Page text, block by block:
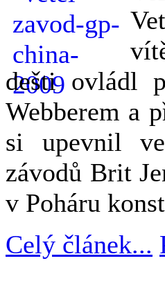
dešti ovládl
Webberem a
si upevnil
závodů Brit
v Poháru
Celý článek...